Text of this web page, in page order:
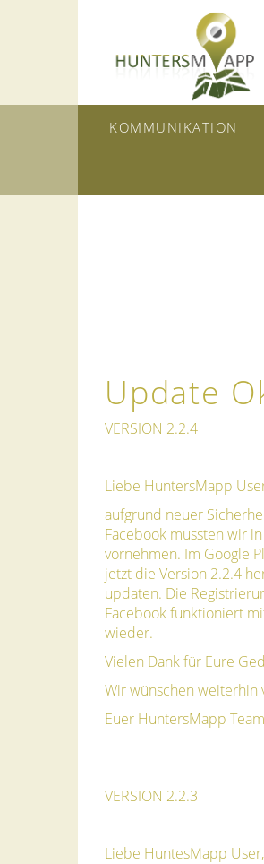
KOMMUNIKATION
Update
VERSION 2.2.4
Liebe HuntersMapp
aufgrund neuer
Facebook mussten wir
vornehmen. Im Google
jetzt die Version 2.2.4
updaten. Die
Facebook funktioniert
wieder.
Vielen Dank für Eure
Wir wünschen
Euer HuntersMapp Team
VERSION 2.2.3
Liebe HuntesMapp User,